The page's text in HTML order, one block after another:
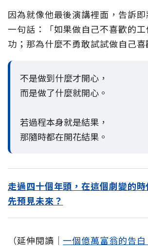
因為就像他最後演講裡面，告訴
一句話：「如果做自己不喜歡的
功；那為什麼不勇敢試試做自己喜
不是做到什麼才開心，
而是做了什麼就開心。
若過程本身就是結果，
那隨時都在開花結果。
走過四十個年頭，在這個劇變的
先預見未來？
（延伸閱讀│一個億萬富翁的告白